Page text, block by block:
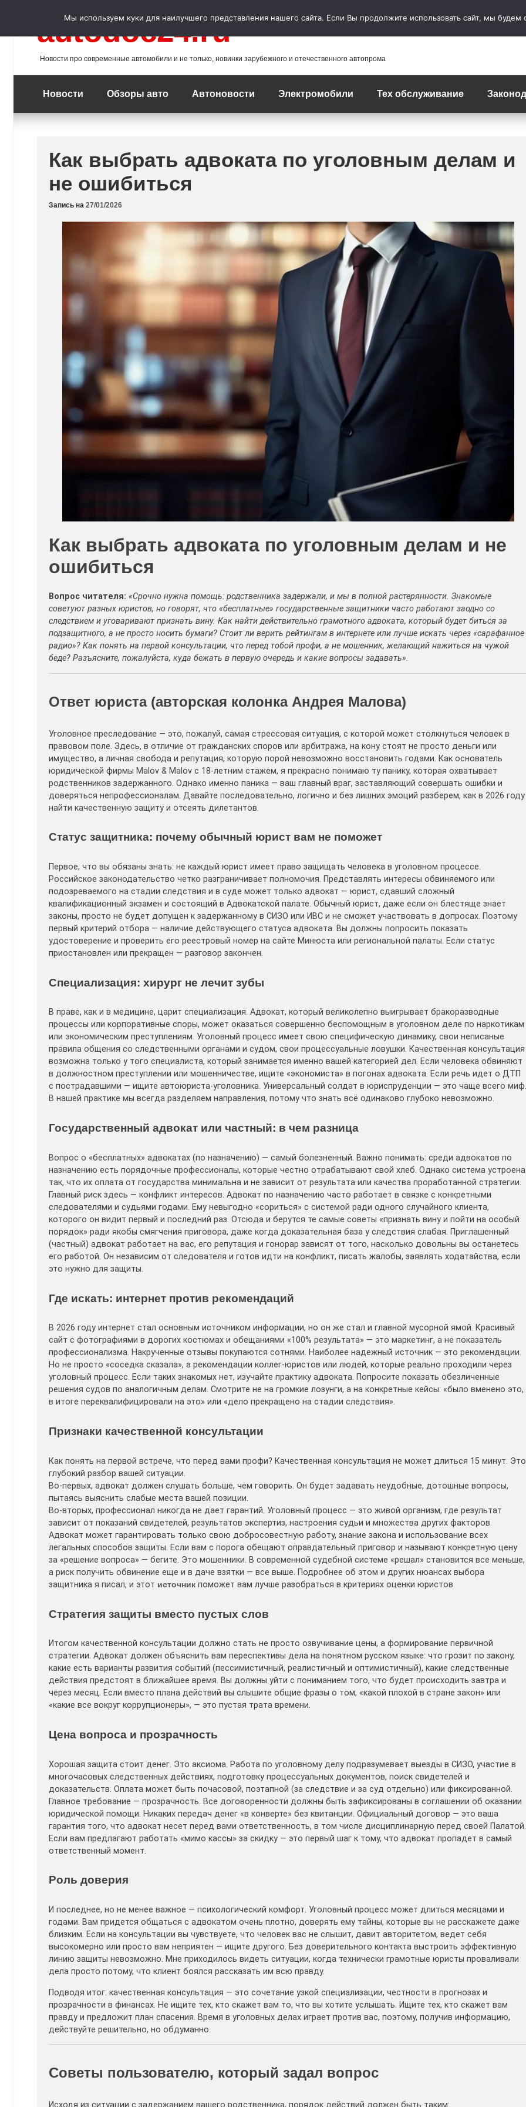
autodoc24.ru
Новости про современные автомобили и не только, новинки зарубежного и отечественного автопрома
Новости Обзоры авто Автоновости Электромобили Тех обслуживание
Как выбрать адвоката по уголовным делам и
не ошибиться
Запись на 27/01/2026
Как выбрать адвоката по уголовным делам и не
ошибиться
Вопрос читателя: «Срочно нужна помощь: родственника задержали, и мы в полной растерянности. Знакомые
советуют разных юристов, но говорят, что «бесплатные» государственные защитники часто работают заодно со
следствием и уговаривают признать вину. Как найти действительно грамотного адвоката, который будет биться за
подзащитного, а не просто носить бумаги? Стоит ли верить рейтингам в интернете или лучше искать через «сарафанное
радио»? Как понять на первой консультации, что перед тобой профи, а не мошенник, желающий нажиться на чужой
беде? Разъясните, пожалуйста, куда бежать в первую очередь и какие вопросы задавать».
Ответ юриста (авторская колонка Андрея Малова)
Уголовное преследование — это, пожалуй, самая стрессовая ситуация, с которой может столкнуться человек в
правовом поле. Здесь, в отличие от гражданских споров или арбитража, на кону стоят не просто деньги или
имущество, а личная свобода и репутация, которую порой невозможно восстановить годами. Как основатель
юридической фирмы Malov & Malov с 18-летним стажем, я прекрасно понимаю ту панику, которая охватывает
родственников задержанного. Однако именно паника — ваш главный враг, заставляющий совершать ошибки и
доверяться непрофессионалам. Давайте последовательно, логично и без лишних эмоций разберем, как в 2026 году
найти качественную защиту и отсеять дилетантов.
Статус защитника: почему обычный юрист вам не поможет
Первое, что вы обязаны знать: не каждый юрист имеет право защищать человека в уголовном процессе.
Российское законодательство четко разграничивает полномочия. Представлять интересы обвиняемого или
подозреваемого на стадии следствия и в суде может только адвокат — юрист, сдавший сложный
квалификационный экзамен и состоящий в Адвокатской палате. Обычный юрист, даже если он блестяще знает
законы, просто не будет допущен к задержанному в СИЗО или ИВС и не сможет участвовать в допросах. Поэтому
первый критерий отбора — наличие действующего статуса адвоката. Вы должны попросить показать
удостоверение и проверить его реестровый номер на сайте Минюста или региональной палаты. Если статус
приостановлен или прекращен — разговор закончен.
Специализация: хирург не лечит зубы
В праве, как и в медицине, царит специализация. Адвокат, который великолепно выигрывает бракоразводные
процессы или корпоративные споры, может оказаться совершенно беспомощным в уголовном деле по наркотикам
или экономическим преступлениям. Уголовный процесс имеет свою специфическую динамику, свои неписаные
правила общения со следственными органами и судом, свои процессуальные ловушки. Качественная консультация
возможна только у того специалиста, который занимается именно вашей категорией дел. Если человека обвиняют
в должностном преступлении или мошенничестве, ищите «экономиста» в погонах адвоката. Если речь идет о ДТП
с пострадавшими — ищите автоюриста-уголовника. Универсальный солдат в юриспруденции — это чаще всего миф.
В нашей практике мы всегда разделяем направления, потому что знать всё одинаково глубоко невозможно.
Государственный адвокат или частный: в чем разница
Вопрос о «бесплатных» адвокатах (по назначению) — самый болезненный. Важно понимать: среди адвокатов по
назначению есть порядочные профессионалы, которые честно отрабатывают свой хлеб. Однако система устроена
так, что их оплата от государства минимальна и не зависит от результата или качества проработанной стратегии.
Главный риск здесь — конфликт интересов. Адвокат по назначению часто работает в связке с конкретными
следователями и судьями годами. Ему невыгодно «сориться» с системой ради одного случайного клиента,
которого он видит первый и последний раз. Отсюда и берутся те самые советы «признать вину и пойти на особый
порядок» ради якобы смягчения приговора, даже когда доказательная база у следствия слабая. Приглашенный
(частный) адвокат работает на вас, его репутация и гонорар зависят от того, насколько довольны вы останетесь
его работой. Он независим от следователя и готов идти на конфликт, писать жалобы, заявлять ходатайства, если
это нужно для защиты.
Где искать: интернет против рекомендаций
В 2026 году интернет стал основным источником информации, но он же стал и главной мусорной ямой. Красивый
сайт с фотографиями в дорогих костюмах и обещаниями «100% результата» — это маркетинг, а не показатель
профессионализма. Накрученные отзывы покупаются сотнями. Наиболее надежный источник — это рекомендации.
Но не просто «соседка сказала», а рекомендации коллег-юристов или людей, которые реально проходили через
уголовный процесс. Если таких знакомых нет, изучайте практику адвоката. Попросите показать обезличенные
решения судов по аналогичным делам. Смотрите не на громкие лозунги, а на конкретные кейсы: «было вменено это,
в итоге переквалифицировали на это» или «дело прекращено на стадии следствия».
Признаки качественной консультации
Как понять на первой встрече, что перед вами профи? Качественная консультация не может длиться 15 минут. Это
глубокий разбор вашей ситуации.
Во-первых, адвокат должен слушать больше, чем говорить. Он будет задавать неудобные, дотошные вопросы,
пытаясь выяснить слабые места вашей позиции.
Во-вторых, профессионал никогда не дает гарантий. Уголовный процесс — это живой организм, где результат
зависит от показаний свидетелей, результатов экспертиз, настроения судьи и множества других факторов.
Адвокат может гарантировать только свою добросовестную работу, знание закона и использование всех
легальных способов защиты. Если вам с порога обещают оправдательный приговор и называют конкретную цену
за «решение вопроса» — бегите. Это мошенники. В современной судебной системе «решал» становится все меньше,
а риск получить обвинение еще и в даче взятки — все выше. Подробнее об этом и других нюансах выбора
защитника я писал, и этот источник поможет вам лучше разобраться в критериях оценки юристов.
Стратегия защиты вместо пустых слов
Итогом качественной консультации должно стать не просто озвучивание цены, а формирование первичной
стратегии. Адвокат должен объяснить вам переспективы дела на понятном русском языке: что грозит по закону,
какие есть варианты развития событий (пессимистичный, реалистичный и оптимистичный), какие следственные
действия предстоят в ближайшее время. Вы должны уйти с пониманием того, что будет происходить завтра и
через месяц. Если вместо плана действий вы слышите общие фразы о том, «какой плохой в стране закон» или
«какие все вокруг коррупционеры», — это пустая трата времени.
Цена вопроса и прозрачность
Хорошая защита стоит денег. Это аксиома. Работа по уголовному делу подразумевает выезды в СИЗО, участие в
многочасовых следственных действиях, подготовку процессуальных документов, поиск свидетелей и
доказательств. Оплата может быть почасовой, поэтапной (за следствие и за суд отдельно) или фиксированной.
Главное требование — прозрачность. Все договоренности должны быть зафиксированы в соглашении об оказании
юридической помощи. Никаких передач денег «в конверте» без квитанции. Официальный договор — это ваша
гарантия того, что адвокат несет перед вами ответственность, в том числе дисциплинарную перед своей Палатой.
Если вам предлагают работать «мимо кассы» за скидку — это первый шаг к тому, что адвокат пропадет в самый
ответственный момент.
Роль доверия
И последнее, но не менее важное — психологический комфорт. Уголовный процесс может длиться месяцами и
годами. Вам придется общаться с адвокатом очень плотно, доверять ему тайны, которые вы не расскажете даже
близким. Если на консультации вы чувствуете, что человек вас не слышит, давит авторитетом, ведет себя
высокомерно или просто вам неприятен — ищите другого. Без доверительного контакта выстроить эффективную
линию защиты невозможно. Мне приходилось видеть ситуации, когда технически грамотные юристы проваливали
дела просто потому, что клиент боялся рассказать им всю правду.
Подводя итог: качественная консультация — это сочетание узкой специализации, честности в прогнозах и
прозрачности в финансах. Не ищите тех, кто скажет вам то, что вы хотите услышать. Ищите тех, кто скажет вам
правду и предложит план спасения. Время в уголовных делах играет против вас, поэтому, получив информацию,
действуйте решительно, но обдуманно.
Советы пользователю, который задал вопрос
Исходя из ситуации с задержанием вашего родственника, порядок действий должен быть таким:
Мы используем куки для наилучшего представления нашего сайта. Если Вы продолжите использовать сайт, мы будем